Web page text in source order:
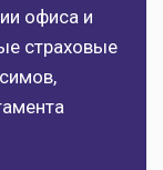
офиса и
страховые